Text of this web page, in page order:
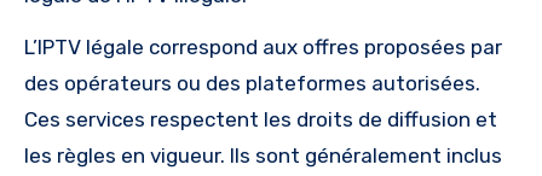
L’IPTV légale correspond aux offres proposées par
des opérateurs ou des plateformes autorisées.
Ces services respectent les droits de diffusion et
les règles en vigueur. Ils sont généralement inclus